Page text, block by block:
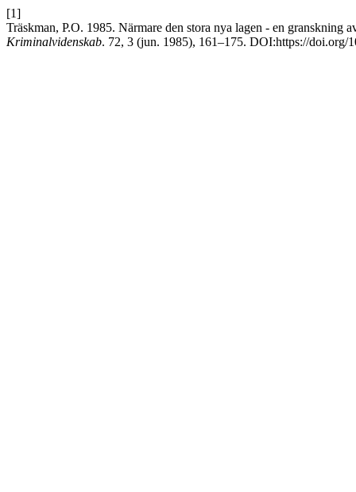
[1]
Träskman, P.O. 1985. Närmare den stora nya lagen - en granskning
Kriminalvidenskab. 72, 3 (jun. 1985), 161–175. DOI:https://doi.org/